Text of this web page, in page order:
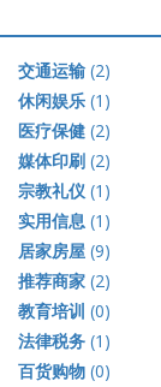
交通运输(2)
休闲娱乐(1)
医疗保健(2)
媒体印刷(2)
宗教礼仪(1)
实用信息 (1)
居家房屋(9)
推荐商家(2)
教育培训 (0)
法律税务(1)
百货购物(0)